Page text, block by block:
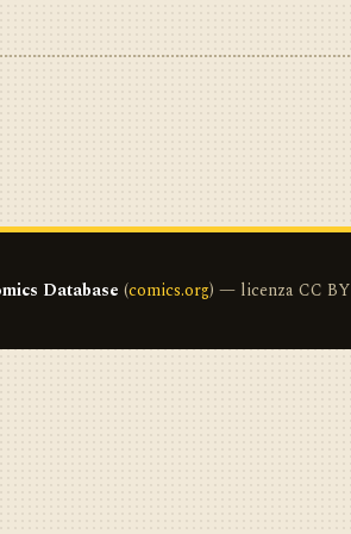
Database (comics.org) — licenza CC BY